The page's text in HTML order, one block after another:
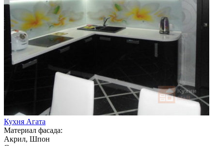
Кухня Агата
Материал фасада:
Акрил, Шпон